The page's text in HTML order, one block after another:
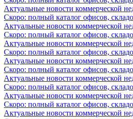
Актуальные новости коммерческой
Скоро: полный каталог офисов,
Актуальные новости коммерческой
Скоро: полный каталог офисов,
Актуальные новости коммерческой
Скоро: полный каталог офисов,
Актуальные новости коммерческой
Скоро: полный каталог офисов,
Актуальные новости коммерческой
Скоро: полный каталог офисов,
Актуальные новости коммерческой
Скоро: полный каталог офисов,
Актуальные новости коммерческой